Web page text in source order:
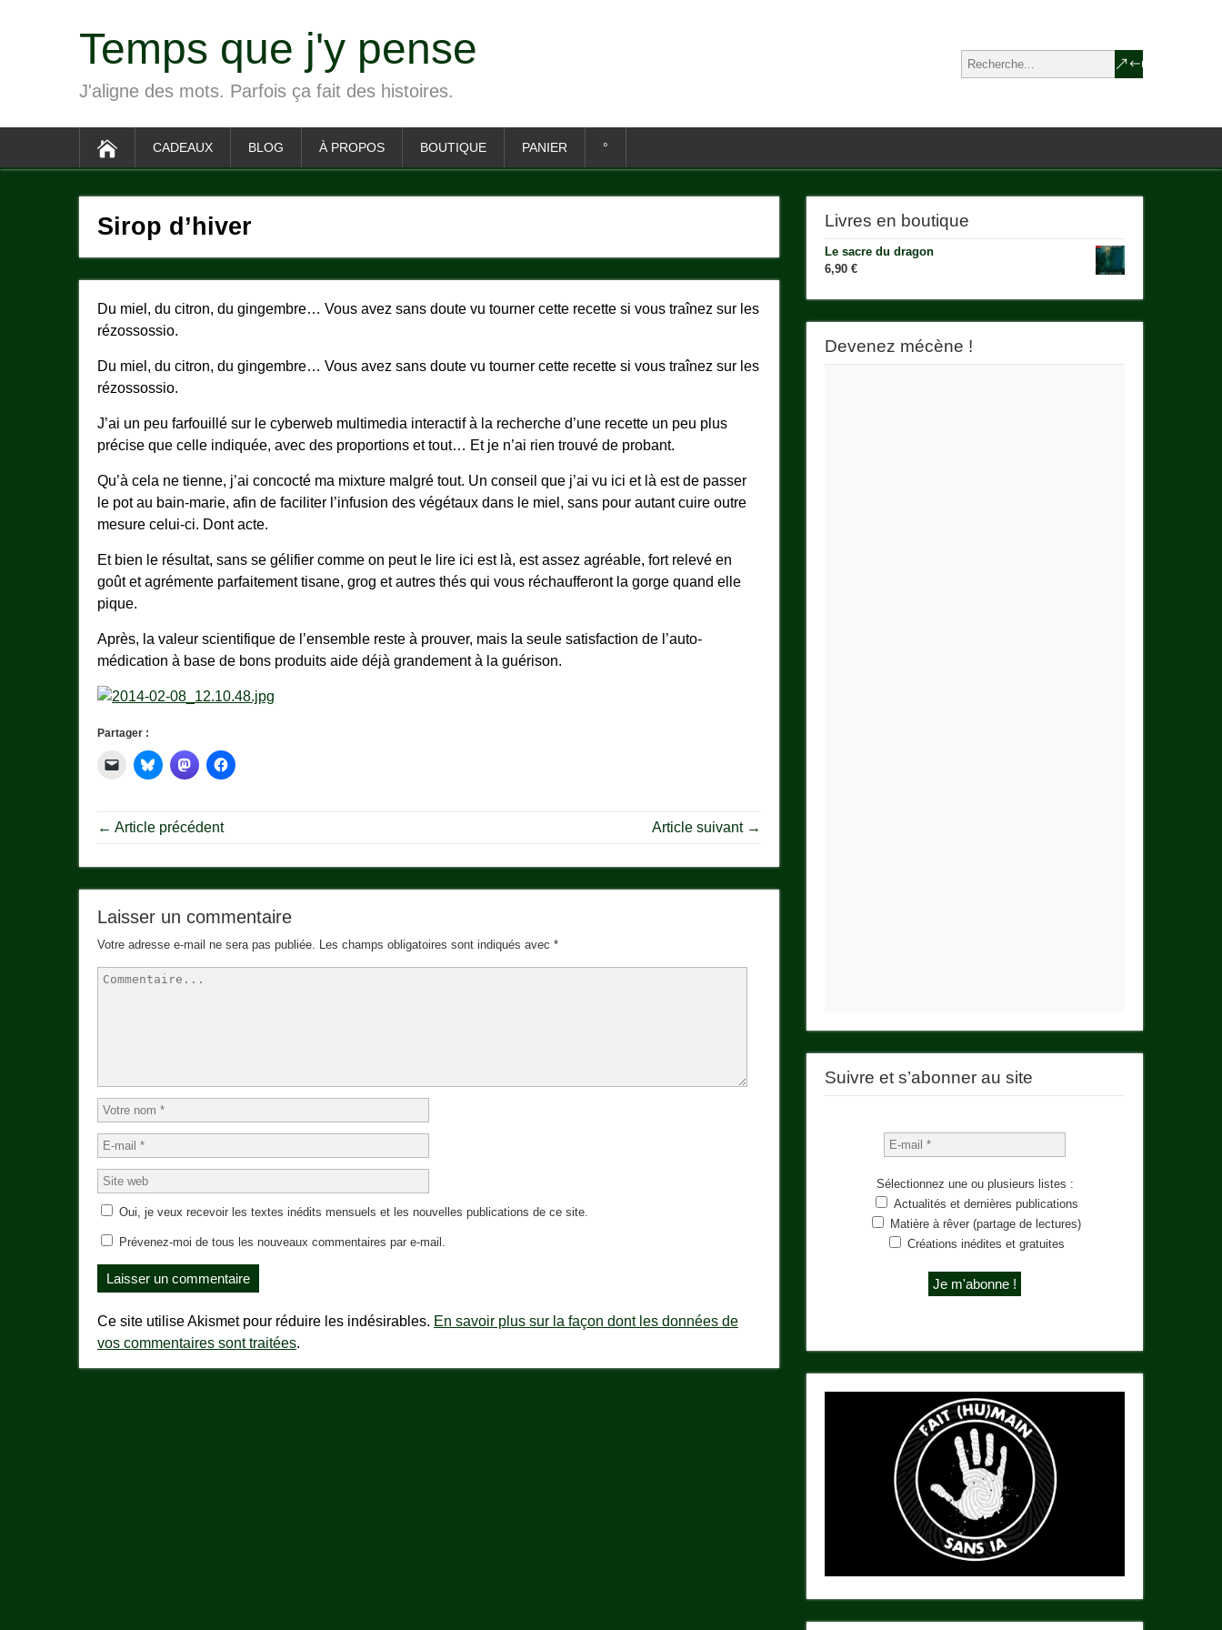
Temps que j'y pense
J'aligne des mots. Parfois ça fait des histoires.
CADEAUX BLOG À PROPOS BOUTIQUE PANIER °
Sirop d’hiver
Du miel, du citron, du gingembre… Vous avez sans doute vu tourner cette recette si vous traînez sur les
rézossossio.
Du miel, du citron, du gingembre… Vous avez sans doute vu tourner cette recette si vous traînez sur les
rézossossio.
J’ai un peu farfouillé sur le cyberweb multimedia interactif à la recherche d’une recette un peu plus
précise que celle indiquée, avec des proportions et tout… Et je n’ai rien trouvé de probant.
Qu’à cela ne tienne, j’ai concocté ma mixture malgré tout. Un conseil que j’ai vu ici et là est de passer
le pot au bain-marie, afin de faciliter l’infusion des végétaux dans le miel, sans pour autant cuire outre
mesure celui-ci. Dont acte.
Et bien le résultat, sans se gélifier comme on peut le lire ici est là, est assez agréable, fort relevé en
goût et agrémente parfaitement tisane, grog et autres thés qui vous réchaufferont la gorge quand elle
pique.
Après, la valeur scientifique de l’ensemble reste à prouver, mais la seule satisfaction de l’auto-
médication à base de bons produits aide déjà grandement à la guérison.
Partager :
← Article précédent Article suivant →
Laisser un commentaire
Votre adresse e-mail ne sera pas publiée. Les champs obligatoires sont indiqués avec *
Oui, je veux recevoir les textes inédits mensuels et les nouvelles publications de ce site.
Prévenez-moi de tous les nouveaux commentaires par e-mail.
Ce site utilise Akismet pour réduire les indésirables. En savoir plus sur la façon dont les données de
vos commentaires sont traitées.
Livres en boutique
Le sacre du dragon
6,90 €
Devenez mécène !
Suivre et s’abonner au site
Sélectionnez une ou plusieurs listes :
Actualités et dernières publications
Matière à rêver (partage de lectures)
Créations inédites et gratuites